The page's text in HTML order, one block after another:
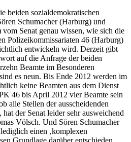
beiden sozialdemokratischen
Schumacher (Harburg) und
Senat genau wissen, wie sich die
Polizeikommissariaten 46 (Harburg)
entwickeln wird. Derzeit gibt
auf die Anfrage der beiden
Beamte im Besonderen
es neun. Bis Ende 2012 werden im
keine Beamten aus dem Dienst
46 bis April 2012 vier Beamte sein
alle Stellen der ausscheidenden
der Senat leider sehr ausweichend
Völsch. Und Sören Schumacher
einen ‚komplexen
Grundlage darüber entschieden